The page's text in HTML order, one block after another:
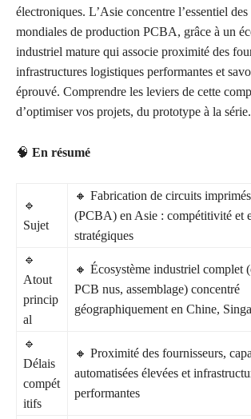
électroniques. L’Asie concentre l’essentiel des
mondiales de production PCBA, grâce à un
industriel mature qui associe proximité des
infrastructures logistiques performantes et
éprouvé. Comprendre les leviers de cette
d’optimiser vos projets, du prototype à la série.
🧠 En résumé
🔹
Sujet
🔸 Fabrication de circuits
(PCBA) en Asie : compétitivité et
stratégiques
🔹
Atout
princip
al
🔸 Écosystème industriel complet
PCB nus, assemblage) concentré
géographiquement en Chine,
🔹
Délais
compét
itifs
🔸 Proximité des fournisseurs,
automatisées élevées et
performantes